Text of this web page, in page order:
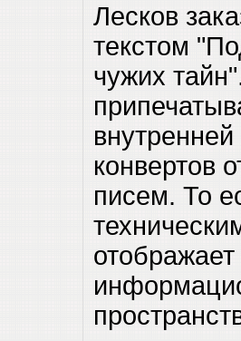
Лесков
текстом
чужих
конвертов
писем. То